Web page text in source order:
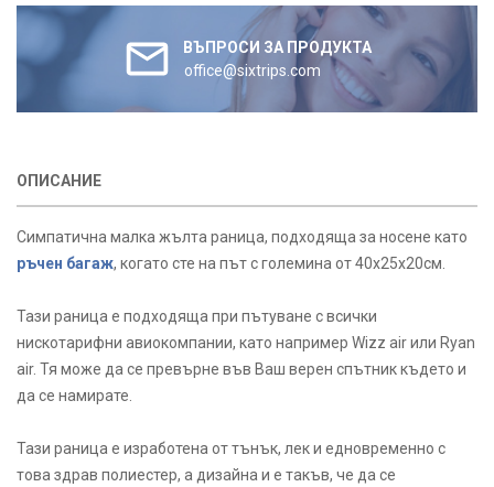
ВЪПРОСИ ЗА ПРОДУКТА
office@sixtrips.com
ОПИСАНИЕ
Симпатична малка жълта раница, подходяща за носене като
ръчен багаж, когато сте на път с големина от 40х25х20см.
Тази раница е подходяща при пътуване с всички
нискотарифни авиокомпании, като например Wizz air или Ryan
air. Тя може да се превърне във Ваш верен спътник където и
да се намирате.
Тази раница е изработена от тънък, лек и едновременно с
това здрав полиестер, а дизайна и е такъв, че да се